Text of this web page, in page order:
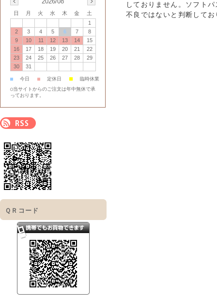
しておりません。ソフト
不良ではないと判断して
日 月 火 水 木 金
土
1
2
3 4 5 6 7
8
9
10 11 12 13 14
15
16
17 18 19 20 21
22
23
24 25 26 27 28
29
30
31
■ 今日 ■ 定休日 ■
臨時休業
○当サイトからのご注文は年中無休で承
っております。
ＱＲコード